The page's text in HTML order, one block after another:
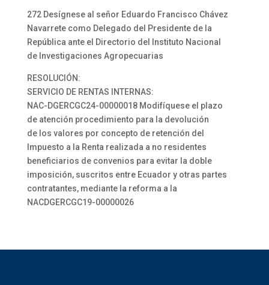
272 Desígnese al señor Eduardo Francisco Chávez
Navarrete como Delegado del Presidente de la
República ante el Directorio del Instituto Nacional
de Investigaciones Agropecuarias
RESOLUCIÓN:
SERVICIO DE RENTAS INTERNAS:
NAC-DGERCGC24-00000018 Modifíquese el plazo
de atención procedimiento para la devolución
de los valores por concepto de retención del
Impuesto a la Renta realizada a no residentes
beneficiarios de convenios para evitar la doble
imposición, suscritos entre Ecuador y otras partes
contratantes, mediante la reforma a la
NACDGERCGC19-00000026